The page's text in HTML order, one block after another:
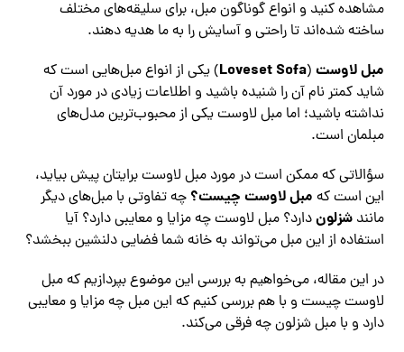
مشاهده کنید و انواع گوناگون مبل، برای سلیقه‌های مختلف
ساخته شده‌اند تا راحتی و آسایش را به ما هدیه دهند.
مبل لاوست (
Loveset Sofa) یکی از انواع مبل‌هایی است که
شاید کمتر نام آن را شنیده باشید و اطلاعات زیادی در مورد آن
نداشته باشید؛ اما مبل لاوست یکی از محبوب‌ترین مدل‌های
مبلمان است.
سؤالاتی که ممکن است در مورد مبل لاوست برایتان پیش بیاید،
این است که مبل لاوست چیست؟ چه تفاوتی با مبل‌های دیگر
مانندشزلوندارد؟ مبل لاوست چه مزایا و معایبی دارد؟ آیا
استفاده از این مبل می‌تواند به خانه شما فضایی دلنشین ببخشد؟
در این مقاله، می‌خواهیم به بررسی این موضوع بپردازیم که مبل
لاوست چیست و با هم بررسی کنیم که این مبل چه مزایا و معایبی
دارد و با مبل شزلون چه فرقی می‌کند.